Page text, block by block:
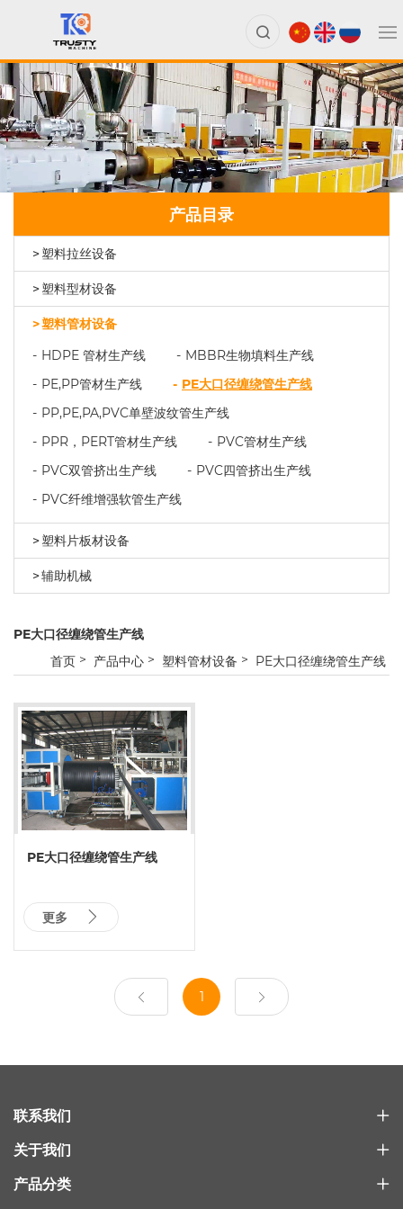
产品目录
塑料拉丝设备
塑料型材设备
塑料管材设备
HDPE 管材生产线
MBBR生物填料生产线
PE,PP管材生产线
PE大口径缠绕管生产线
PP,PE,PA,PVC单壁波纹管生产线
PPR，PERT管材生产线
PVC管材生产线
PVC双管挤出生产线
PVC四管挤出生产线
PVC纤维增强软管生产线
塑料片板材设备
辅助机械
PE大口径缠绕管生产线
首页
产品中心 塑料管材设备 PE大口径缠绕管生产线
PE大口径缠绕管生产线
更多
1
联系我们
关于我们
产品分类